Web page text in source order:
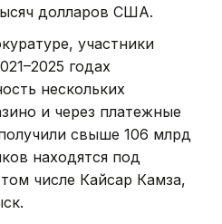
долларов США.
участники
годах
нескольких
и через платежные
свыше 106 млрд
находятся под
числе Кайсар Камза,